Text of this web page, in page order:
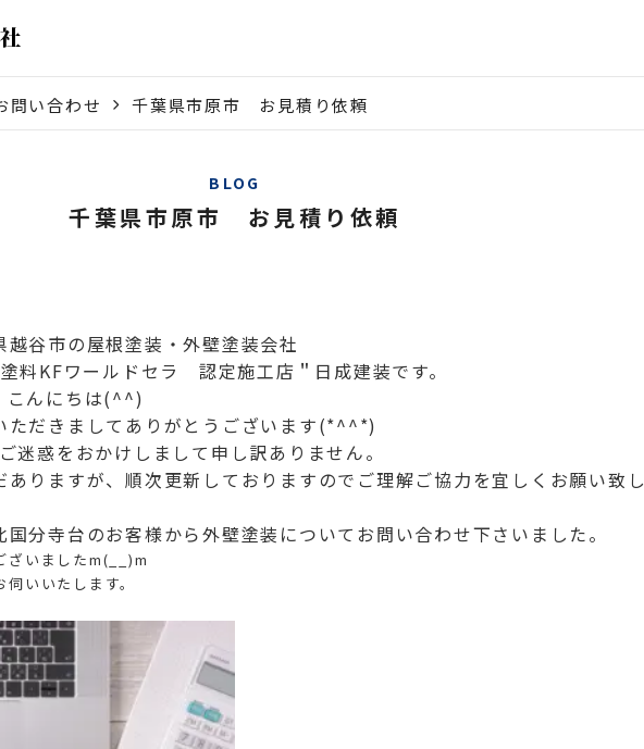
問い合わせ 千葉県市原市 お見積り依頼
BLOG
千葉県市原市 お見積り依頼
谷市の屋根塗装・外壁塗装会社
料KFワールドセラ 認定施工店＂日成建装です。
こんにちは(^^)
ただきましてありがとうございます(*^^*)
迷惑をおかけしまして申し訳ありません。
ありますが、順次更新しておりますのでご理解ご協力を宜しくお願い致し
分寺台のお客様から外壁塗装についてお問い合わせ下さいました。
ざいましたm(__)m
いいたします。